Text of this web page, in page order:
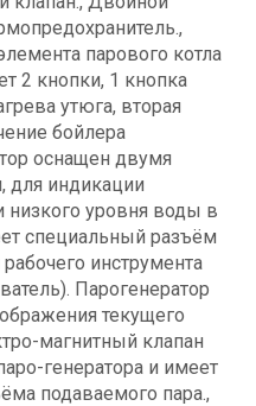
парового котла
2 кнопки, 1 кнопка
утюга, вторая
бойлера
оснащен двумя
для индикации
низкого уровня воды в
специальный разъём
инструмента
Парогенератор
текущего
магнитный клапан
генератора и имеет
подаваемого пара.,